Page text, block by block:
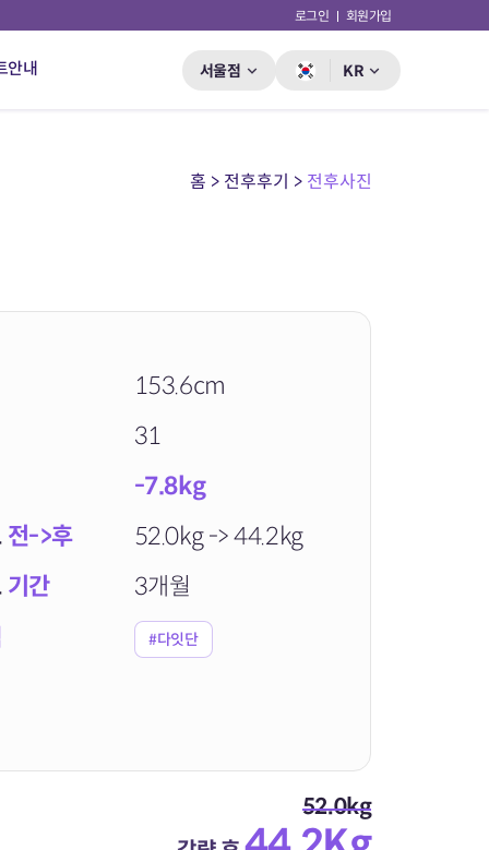
로그인 회원가입
안내 서울점 KR
홈 > 전후후기 > 전후사진
153.6cm
31
-7.8kg
전->후
52.0kg -> 44.2kg
기간
3개월
#다잇단
52.0kg